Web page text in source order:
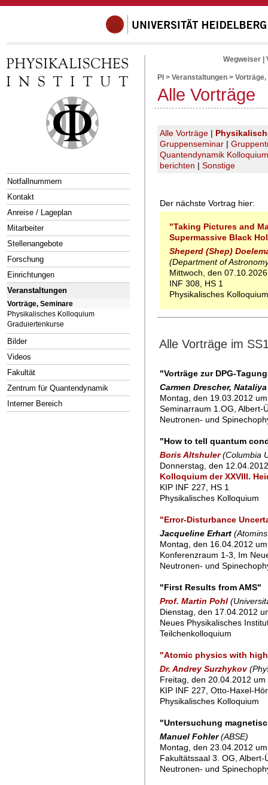
Notfallnummern
Kontakt
Anreise / Lageplan
Mitarbeiter
Stellenangebote
Forschung
Einrichtungen
Veranstaltungen
Vorträge, Seminare
Physikalisches Kolloquium
Graduiertenkurse
Bilder
Videos
Fakultät
Zentrum für Quantendynamik
Interner Bereich
Wegweiser
PI > Veranstaltungen > Vorträge,
Alle Vorträge
Alle Vorträge |
Gruppenseminar |
Quantendynamik Kolloquium
berichten | Sonstige
Der nächste Vortrag hier:
"Taking Pictures and
Supermassive Black
Sheperd (Shep)
(Department of
Mittwoch, den
INF 308, HS 1
Physikalisches Kolloquium
Alle Vorträge im
"Vorträge zur DPG-
Carmen Drescher,
Montag, den 19.03.2012
Seminarraum 1.OG, Albert-
Neutronen- und
"How to tell quantum
Boris Altshuler (Columbia
Donnerstag, den
Kolloquium der XXVIII.
KIP INF 227, HS 1
Physikalisches Kolloquium
"Error-Disturbance
Jacqueline Erhart
Montag, den 16.04.2012
Konferenzraum 1-3, Im
Neutronen- und
"First Results from AMS"
Prof. Martin Pohl
Dienstag, den 17.04.2012
Neues Physikalisches
Teilchenkolloquium
"Atomic physics with
Dr. Andrey Surzhykov
Freitag, den 20.04.2012
KIP INF 227, Otto-Haxel-
Physikalisches Kolloquium
"Untersuchung
Manuel Fohler (ABSE)
Montag, den 23.04.2012
Fakultätssaal 3. OG,
Neutronen- und